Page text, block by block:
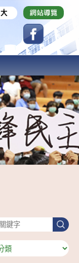
大
搜
尋